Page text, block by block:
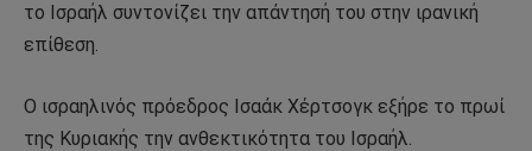
το Ισραήλ συντονίζει την απάντησή του στην ιρανική
επίθεση.
Ο ισραηλινός πρόεδρος Ισαάκ Χέρτσογκ εξήρε το πρωί
της Κυριακής την ανθεκτικότητα του Ισραήλ.